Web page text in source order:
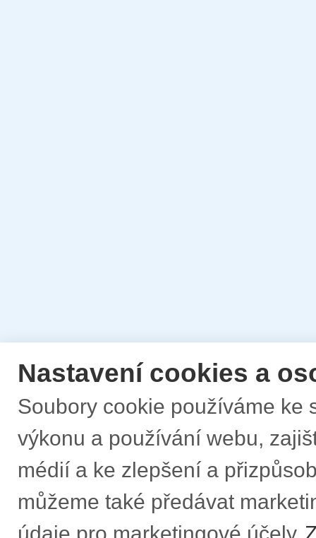
Nastavení cookies a
Soubory cookie používáme ke
výkonu a používání webu,
médií a ke zlepšení a
můžeme také předávat